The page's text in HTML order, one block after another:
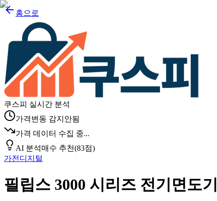
홈으로
쿠스피 실시간 분석
가격변동 감지안됨
가격 데이터 수집 중...
AI 분석매수 추천(83점)
가전디지털
필립스 3000 시리즈 전기면도기